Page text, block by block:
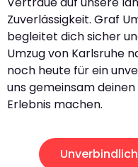
Zuverlässigkeit. Graf
begleitet dich sicher
Umzug von Karlsruhe
noch heute für ein
uns gemeinsam
Erlebnis machen.